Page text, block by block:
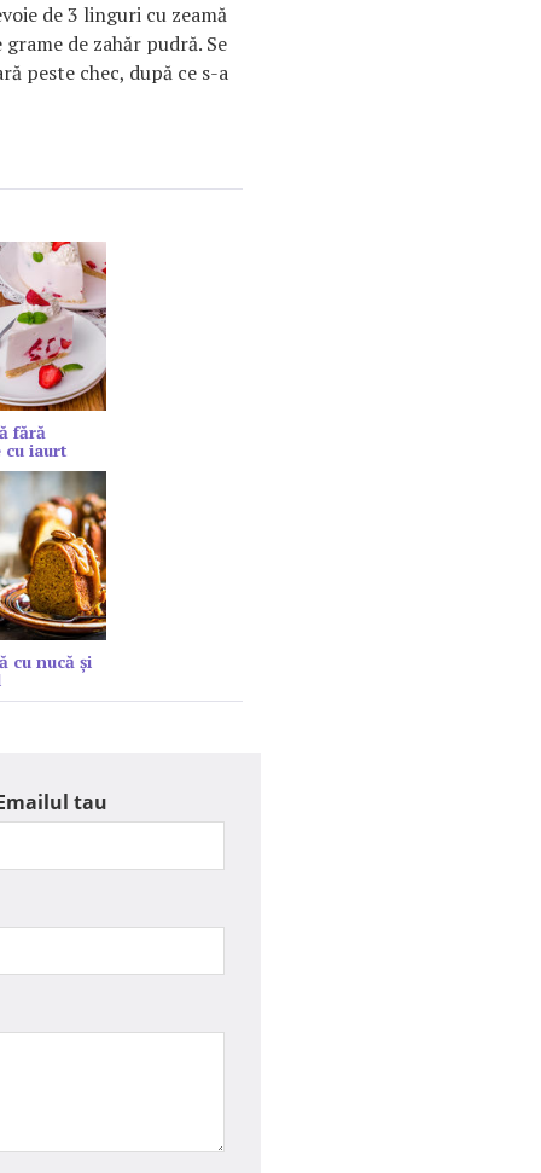
de 3 linguri cu zeamă
de zahăr pudră. Se
peste chec, după ce s-a
fără
cu iaurt
cu nucă și
tau